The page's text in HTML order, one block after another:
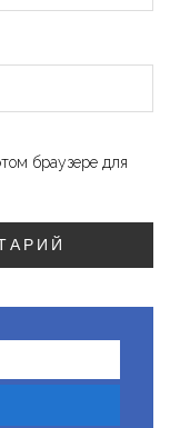
браузере для